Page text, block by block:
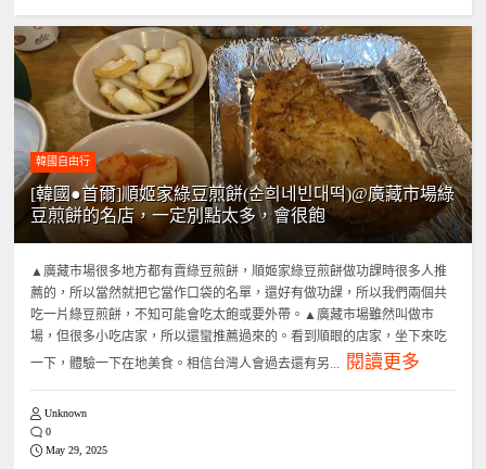
韓國自由行
[韓國●首爾]順姬家綠豆煎餅(순희네빈대떡)@廣藏市場綠
豆煎餅的名店，一定別點太多，會很飽
▲廣藏市場很多地方都有賣綠豆煎餅，順姬家綠豆煎餅做功課時很多人推
薦的，所以當然就把它當作口袋的名單，還好有做功課，所以我們兩個共
吃一片綠豆煎餅，不知可能會吃太飽或要外帶。▲廣藏市場雖然叫做市
場，但很多小吃店家，所以還蠻推薦過來的。看到順眼的店家，坐下來吃
一下，體驗一下在地美食。相信台灣人會過去還有另...
閱讀更多
Unknown
0
May 29, 2025